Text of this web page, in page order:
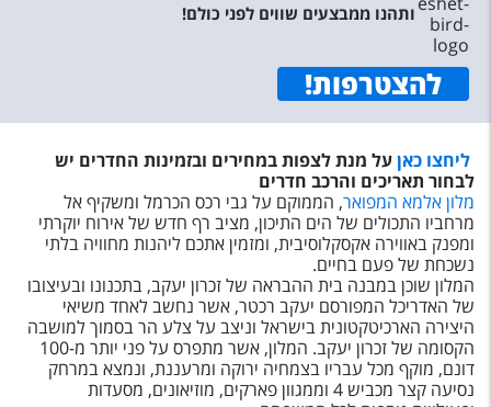
ותהנו ממבצעים שווים לפני כולם!
להצטרפות!
ליחצו כאןעל מנת לצפות במחירים ובזמינות החדרים יש
לבחור תאריכים והרכב חדרים
מלון אלמא המפואר, הממוקם על גבי רכס הכרמל ומשקיף אל
מרחביו התכולים של הים התיכון, מציב רף חדש של אירוח יוקרתי
ומפנק באווירה אקסקלוסיבית, ומזמין אתכם ליהנות מחוויה בלתי
נשכחת של פעם בחיים.
המלון שוכן במבנה בית ההבראה של זכרון יעקב, בתכנונו ובעיצובו
של האדריכל המפורסם יעקב רכטר, אשר נחשב לאחד משיאי
היצירה הארכיטקטונית בישראל וניצב על צלע הר בסמוך למושבה
הקסומה של זכרון יעקב. המלון, אשר מתפרס על פני יותר מ-100
דונם, מוקף מכל עבריו בצמחיה ירוקה ומרעננת, ונמצא במרחק
נסיעה קצר מכביש 4 וממגוון פארקים, מוזיאונים, מסעדות